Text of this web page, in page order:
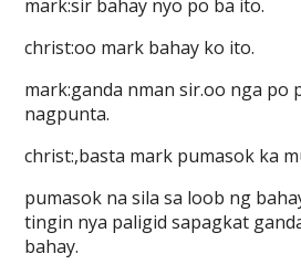
mark:sir bahay nyo po ba ito.
christ:oo mark bahay ko ito.
mark:ganda nman sir.oo nga po
nagpunta.
christ:,basta mark pumasok ka
pumasok na sila sa loob ng
tingin nya paligid sapagkat
bahay.